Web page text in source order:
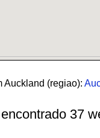
Auckland (regiao):
37